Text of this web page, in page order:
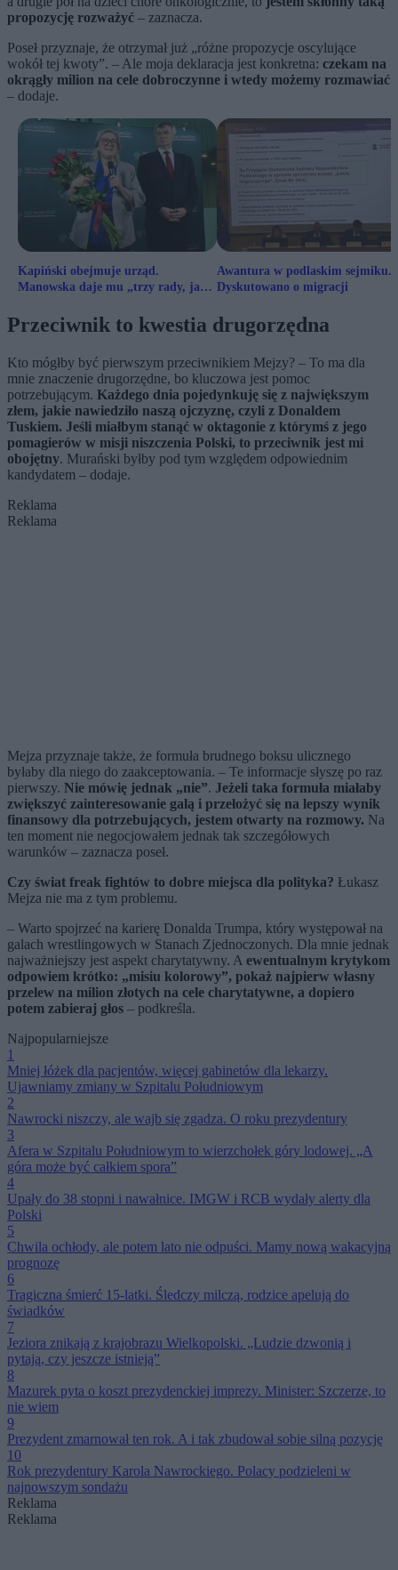
propozycję rozważyć – zaznacza.
Poseł przyznaje, że otrzymał już „różne propozycje oscylujące
wokół tej kwoty”. – Ale moja deklaracja jest konkretna: czekam na
okrągły milion na cele dobroczynne i wtedy możemy rozmawiać
– dodaje.
Kapiński obejmuje urząd.
Manowska daje mu „trzy rady, jak
Awantura w podlaskim sejmiku.
Dyskutowano o migracji
Przeciwnik to kwestia drugorzędna
Kto mógłby być pierwszym przeciwnikiem Mejzy? – To ma dla
mnie znaczenie drugorzędne, bo kluczowa jest pomoc
potrzebującym. Każdego dnia pojedynkuję się z największym
złem, jakie nawiedziło naszą ojczyznę, czyli z Donaldem
Tuskiem. Jeśli miałbym stanąć w oktagonie z którymś z jego
pomagierów w misji niszczenia Polski, to przeciwnik jest mi
obojętny. Murański byłby pod tym względem odpowiednim
kandydatem – dodaje.
Reklama
Reklama
Mejza przyznaje także, że formuła brudnego boksu ulicznego
byłaby dla niego do zaakceptowania. – Te informacje słyszę po raz
pierwszy. Nie mówię jednak „nie”. Jeżeli taka formuła miałaby
zwiększyć zainteresowanie galą i przełożyć się na lepszy wynik
finansowy dla potrzebujących, jestem otwarty na rozmowy. Na
ten moment nie negocjowałem jednak tak szczegółowych
warunków – zaznacza poseł.
Czy świat freak fightów to dobre miejsca dla polityka? Łukasz
Mejza nie ma z tym problemu.
– Warto spojrzeć na karierę Donalda Trumpa, który występował na
galach wrestlingowych w Stanach Zjednoczonych. Dla mnie jednak
najważniejszy jest aspekt charytatywny. A ewentualnym krytykom
odpowiem krótko: „misiu kolorowy”, pokaż najpierw własny
przelew na milion złotych na cele charytatywne, a dopiero
potem zabieraj głos – podkreśla.
Najpopularniejsze
1
Mniej łóżek dla pacjentów, więcej gabinetów dla lekarzy.
Ujawniamy zmiany w Szpitalu Południowym
2
Nawrocki niszczy, ale wajb się zgadza. O roku prezydentury
3
Afera w Szpitalu Południowym to wierzchołek góry lodowej. „A
góra może być całkiem spora”
4
Upały do 38 stopni i nawałnice. IMGW i RCB wydały alerty dla
Polski
5
Chwila ochłody, ale potem lato nie odpuści. Mamy nową wakacyjną
prognozę
6
Tragiczna śmierć 15-latki. Śledczy milczą, rodzice apelują do
świadków
7
Jeziora znikają z krajobrazu Wielkopolski. „Ludzie dzwonią i
pytają, czy jeszcze istnieją”
8
Mazurek pyta o koszt prezydenckiej imprezy. Minister: Szczerze, to
nie wiem
9
Prezydent zmarnował ten rok. A i tak zbudował sobie silną pozycję
10
Rok prezydentury Karola Nawrockiego. Polacy podzieleni w
najnowszym sondażu
Reklama
Reklama